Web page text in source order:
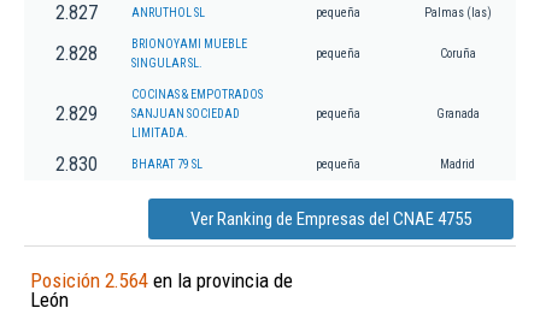
2.827 ANRUTHOL SL pequeña Palmas (las)
2.828
BRIONOYAMI MUEBLE
SINGULAR SL.
pequeña Coruña
2.829
COCINAS & EMPOTRADOS
SANJUAN SOCIEDAD
LIMITADA.
pequeña Granada
2.830 BHARAT 79 SL pequeña Madrid
Ver Ranking de Empresas del CNAE 4755
Posición 2.564 en la provincia de
León